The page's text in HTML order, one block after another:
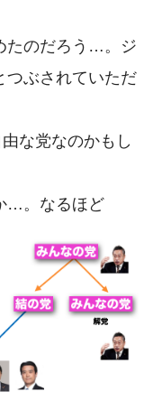
たのだろう…。ジ
つぶされていただ
な党なのかもし
…。なるほど